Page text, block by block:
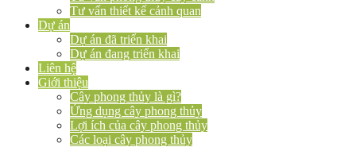
Tư vấn thiết kế cảnh quan
Dự án
Dự án đã triển khai
Dự án đang triển khai
Liên hệ
Giới thiệu
Cây phong thủy là gì?
Ứng dụng cây phong thủy
Lợi ích của cây phong thủy
Các loại cây phong thủy